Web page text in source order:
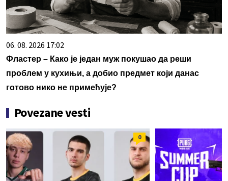
06. 08. 2026 17:02
Фластер – Како је један муж покушао да реши
проблем у кухињи, а добио предмет који данас
готово нико не примећује?
Povezane vesti
0